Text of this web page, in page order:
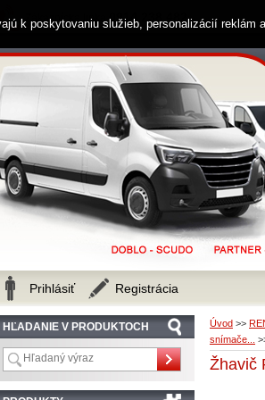
Úvod >>
snímače...
Žhavič
HĽADANIE V PRODUKTOCH
Zákaznícka linka 0914 238 482
Prihlásiť Registrácia
k poskytovaniu služieb, personalizácií